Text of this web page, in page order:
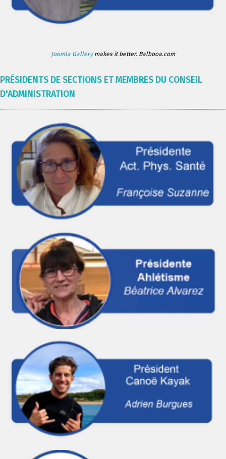
Joomla Gallerymakes it better. Balbooa.com
PRÉSIDENTS DE SECTIONS ET MEMBRES DU CONSEIL
D'ADMINISTRATION